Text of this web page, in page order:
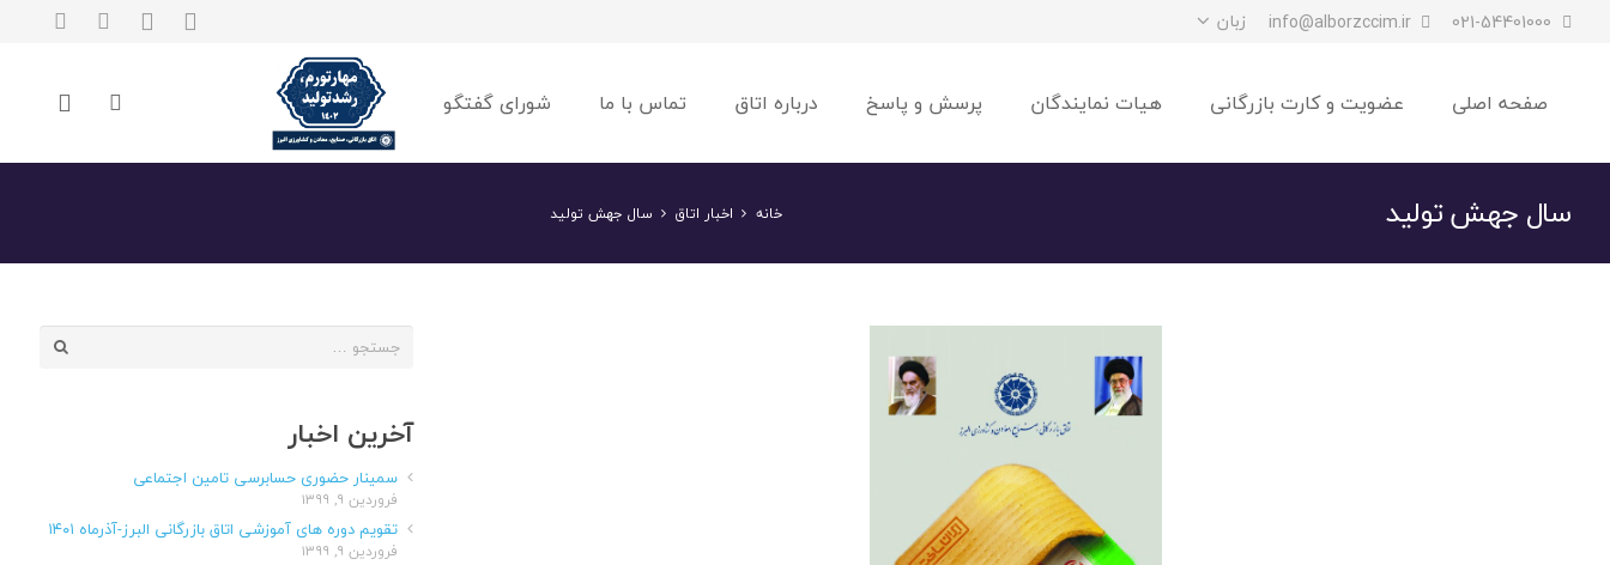
021-54401000
info@alborzccim.ir زبان
صفحه اصلی عضویت و کارت بازرگانی هیات نمایندگان پرسش و پاسخ درباره اتاق تماس با ما شورای گفتگو
سال جهش تولید خانه اخبار اتاق سال جهش تولید
جستجو
آخرین اخبار
سمینار حضوری حسابرسی تامین اجتماعی
فروردین ۹, ۱۳۹۹
تقویم دوره های آموزشی اتاق بازرگانی البرز-آذرماه ۱۴۰۱
فروردین ۹, ۱۳۹۹